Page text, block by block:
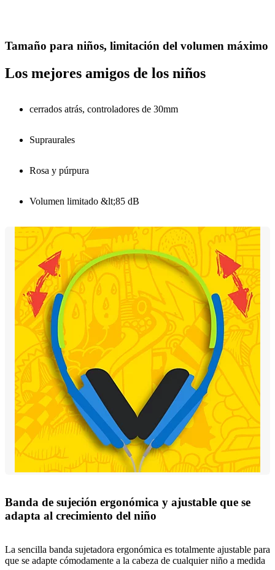
Tamaño para niños, limitación del volumen máximo
Los mejores amigos de los niños
cerrados atrás, controladores de 30mm
Supraurales
Rosa y púrpura
Volumen limitado &lt;85 dB
Banda de sujeción ergonómica y ajustable que se
adapta al crecimiento del niño
La sencilla banda sujetadora ergonómica es totalmente ajustable para
que se adapte cómodamente a la cabeza de cualquier niño a medida